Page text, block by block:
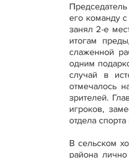
его команду
занял 2-е
итогам
слаженной
одним
случай в
отмечалось
зрителей.
игроков,
отдела
В сельском
района